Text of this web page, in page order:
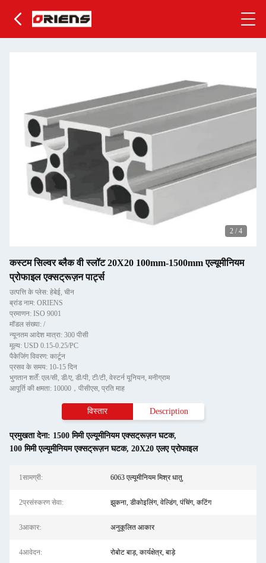
2 / 4
कस्टम सिल्वर ब्लैक वी स्लॉट 20X20 100mm-1500mm एल्यूमीनियम
प्रोफाइल एक्सट्रूज़न पार्ट्स
उत्पत्ति के प्लेस: हेबेई, चीन
ब्रांड नाम: ORIENS
प्रमाणन: ISO 9001
मॉडल संख्या: /
न्यूनतम आदेश मात्रा: 300 पीसी
मूल्य: USD 0.15-0.25/PC
पैकेजिंग विवरण: कार्टून
प्रसव के समय: 10-15 दिन
भुगतान शर्तें: एल/सी, डी/ए, डी/पी, टी/टी, वेस्टर्न यूनियन, मनीग्राम
आपूर्ति की क्षमता: 10000，पीसीएस, प्रति माह
विस्तार Description
प्रमुखता देना: 1500 मिमी एल्यूमीनियम एक्सट्रूज़न घटक,
100 मिमी एल्यूमीनियम एक्सट्रूज़न घटक, 20X20 एलए प्रोफाइल
1सामग्री: 6063 एल्यूमीनियम मिश्र धातु
2प्रसंस्करण सेवा: झुकना, डीकोइलिंग, वेल्डिंग, पंचिंग, कटिंग
3आकार: अनुकूलित आकार
4आवेदन: रोबोट बाड़, कार्यक्षेत्र, बाड़े